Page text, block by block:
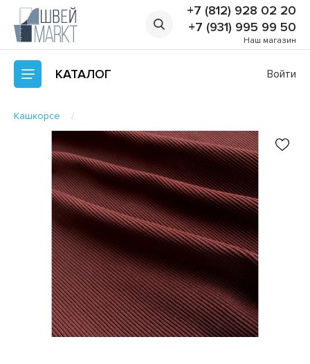
+7 (812) 928 02 20
+7 (931) 995 99 50
Наш магазин
КАТАЛОГ Войти
Кашкорсе